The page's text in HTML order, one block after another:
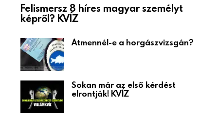
Felismersz 8 híres magyar személyt
képről? KVÍZ
Átmennél-e a horgászvizsgán?
Sokan már az első kérdést
elrontják! KVÍZ